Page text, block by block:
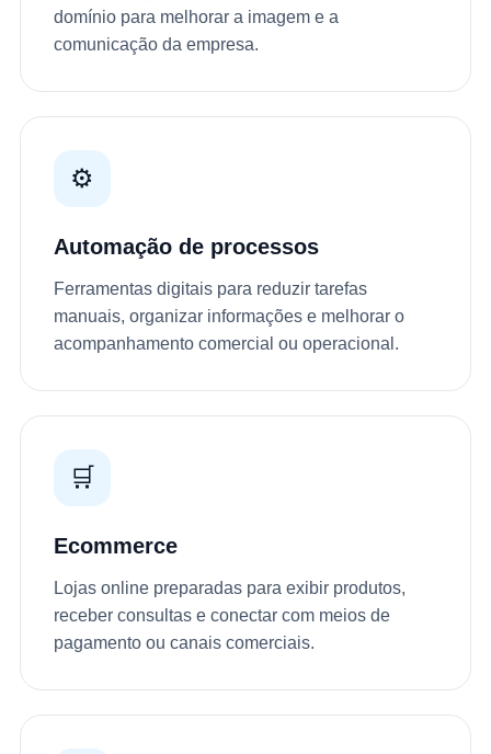
domínio para melhorar a imagem e a
comunicação da empresa.
⚙️
Automação de processos
Ferramentas digitais para reduzir tarefas
manuais, organizar informações e melhorar o
acompanhamento comercial ou operacional.
🛒
Ecommerce
Lojas online preparadas para exibir produtos,
receber consultas e conectar com meios de
pagamento ou canais comerciais.